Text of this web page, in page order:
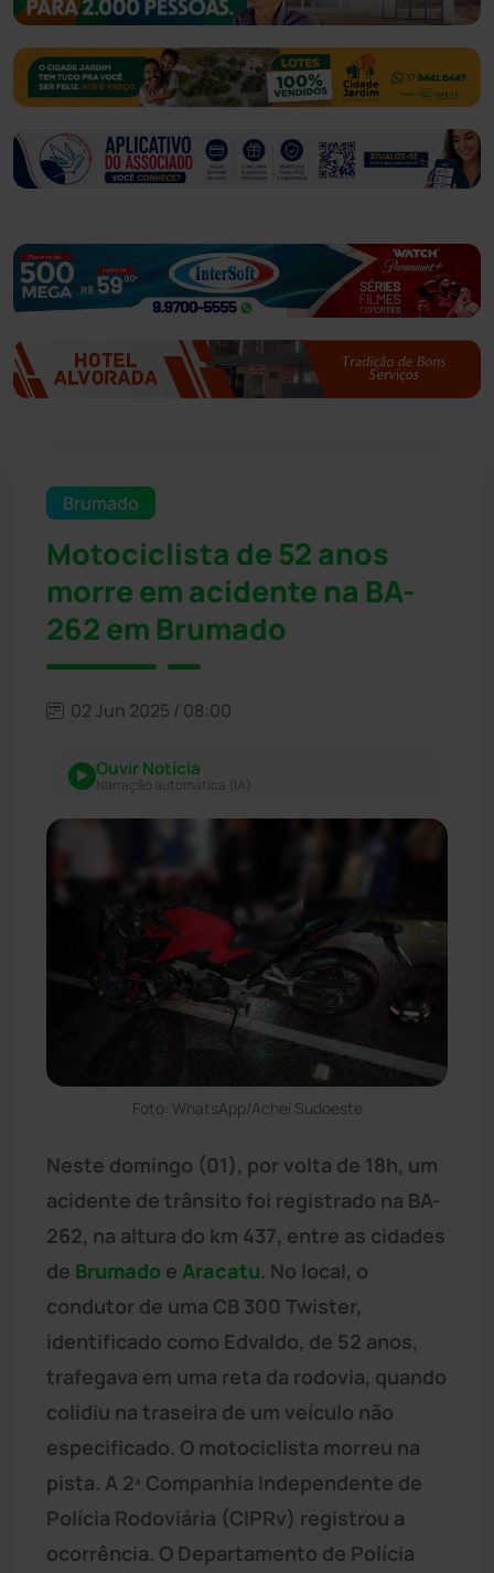
Brumado
Motociclista de 52 anos
morre em acidente na BA-
262 em Brumado
02 Jun 2025 / 08:00
Ouvir Notícia
Narração automática (IA)
Foto: WhatsApp/Achei Sudoeste
Neste domingo (01), por volta de 18h, um
acidente de trânsito foi registrado na BA-
262, na altura do km 437, entre as cidades
de Brumado e Aracatu. No local, o
condutor de uma CB 300 Twister,
identificado como Edvaldo, de 52 anos,
trafegava em uma reta da rodovia, quando
colidiu na traseira de um veículo não
especificado. O motociclista morreu na
pista. A 2ª Companhia Independente de
Polícia Rodoviária (CIPRv) registrou a
ocorrência. O Departamento de Polícia